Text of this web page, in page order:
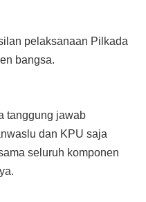
pelaksanaan Pilkada
bangsa.
tanggung jawab
dan KPU saja
seluruh komponen